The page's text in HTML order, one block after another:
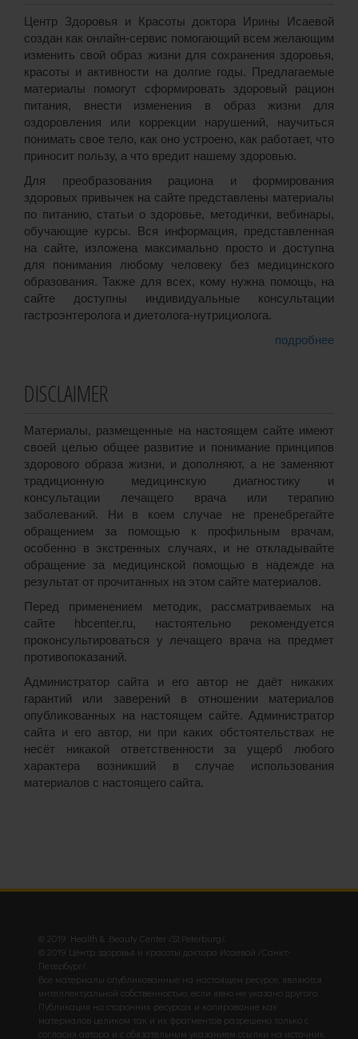
Центр Здоровья и Красоты доктора Ирины Исаевой
создан как онлайн-сервис помогающий всем желающим
изменить свой образ жизни для сохранения здоровья,
красоты и активности на долгие годы. Предлагаемые
материалы помогут сформировать здоровый рацион
питания, внести изменения в образ жизни для
оздоровления или коррекции нарушений, научиться
понимать свое тело, как оно устроено, как работает, что
приносит пользу, а что вредит нашему здоровью.
Для преобразования рациона и формирования
здоровых привычек на сайте представлены материалы
по питанию, статьи о здоровье, методички, вебинары,
обучающие курсы. Вся информация, представленная
на сайте, изложена максимально просто и доступна
для понимания любому человеку без медицинского
образования. Также для всех, кому нужна помощь, на
сайте доступны индивидуальные консультации
гастроэнтеролога и диетолога-нутрициолога.
подробнее
DISCLAIMER
Материалы, размещенные на настоящем сайте имеют
своей целью общее развитие и понимание принципов
здорового образа жизни, и дополняют, а не заменяют
традиционную медицинскую диагностику и
консультации лечащего врача или терапию
заболеваний. Ни в коем случае не пренебрегайте
обращением за помощью к профильным врачам,
особенно в экстренных случаях, и не откладывайте
обращение за медицинской помощью в надежде на
результат от прочитанных на этом сайте материалов.
Перед применением методик, рассматриваемых на
сайте hbcenter.ru, настоятельно рекомендуется
проконсультироваться у лечащего врача на предмет
противопоказаний.
Администратор сайта и его автор не даёт никаких
гарантий или заверений в отношении материалов
опубликованных на настоящем сайте. Администратор
сайта и его автор, ни при каких обстоятельствах не
несёт никакой ответственности за ущерб любого
характера возникший в случае использования
материалов с настоящего сайта.
© 2019 Health & Beauty Center /St.Peterburg/.
© 2019 Центр здоровья и красоты доктора Исаевой /Санкт-
Петербург/.
Все материалы опубликованные на настоящем ресурсе, являются
интеллектуальной собственностью, если явно не указано другого.
Публикация на сторонних ресурсах и копирование как
материалов целиком так и их фрагментов разрешено только с
согласия автора и с обязательным указанием ссылки на источник.